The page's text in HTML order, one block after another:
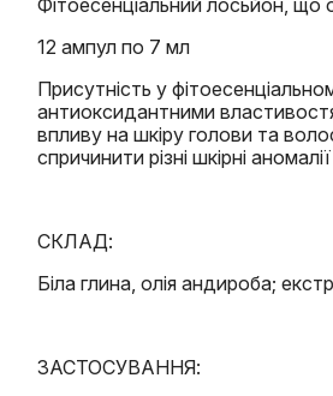
Фітоесенціальний лосьйон, що
12 ампул по 7 мл
Присутність у
антиоксидантними
впливу на шкіру голови та
спричинити різні шкірні
СКЛАД:
Біла глина, олія андироба;
ЗАСТОСУВАННЯ: